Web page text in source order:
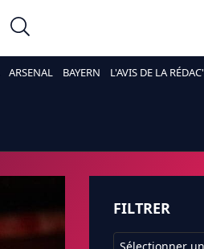
ARSENAL BAYERN L'AVIS DE LA RÉDAC'
FILTRER